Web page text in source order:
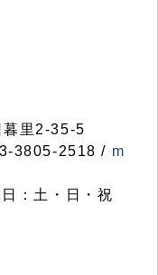
里2-35-5
3805-2518 / m
：土・日・祝